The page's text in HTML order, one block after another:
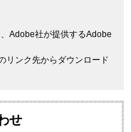
Adobe社が提供するAdobe
リンク先からダウンロード
せ